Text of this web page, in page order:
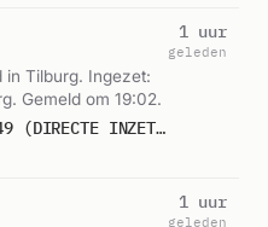
in Tilburg. Ingezet:
Gemeld om 19:02.
A2 TILBURG RIT: 139649 (DIRECTE INZET: JA)
1 uur
geleden
1 uur
geleden